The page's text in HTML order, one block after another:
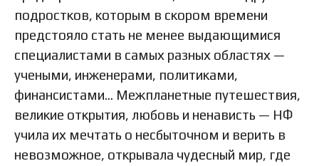
подростков, которым в скором времени
предстояло стать не менее выдающимися
специалистами в самых разных областях —
учеными, инженерами, политиками,
финансистами… Межпланетные путешествия,
великие открытия, любовь и ненависть — НФ
учила их мечтать о несбыточном и верить в
невозможное, открывала чудесный мир, где